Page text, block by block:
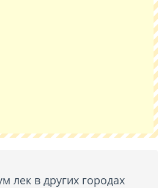
лек в других городах